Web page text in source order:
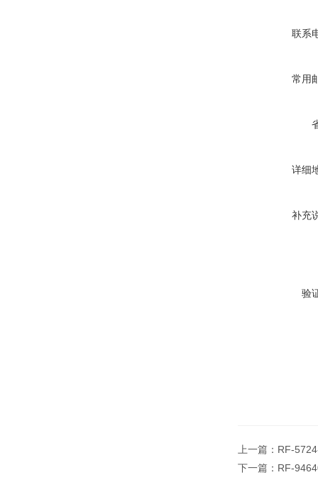
联系
常用
详细
补充
验
上一篇： RF-
下一篇： RF-